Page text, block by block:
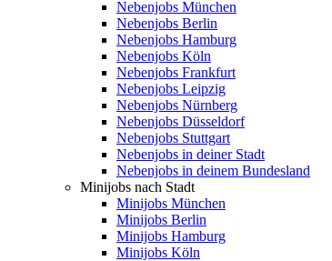
Nebenjobs München
Nebenjobs Berlin
Nebenjobs Hamburg
Nebenjobs Köln
Nebenjobs Frankfurt
Nebenjobs Leipzig
Nebenjobs Nürnberg
Nebenjobs Düsseldorf
Nebenjobs Stuttgart
Nebenjobs in deiner Stadt
Nebenjobs in deinem Bundesland
Minijobs nach Stadt
Minijobs München
Minijobs Berlin
Minijobs Hamburg
Minijobs Köln